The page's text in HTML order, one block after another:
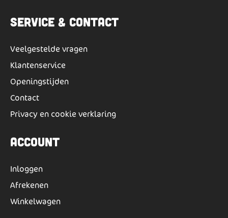
Service & Contact
Veelgestelde vragen
Klantenservice
Openingstijden
Contact
Privacy en cookie verklaring
Account
Inloggen
Afrekenen
Winkelwagen